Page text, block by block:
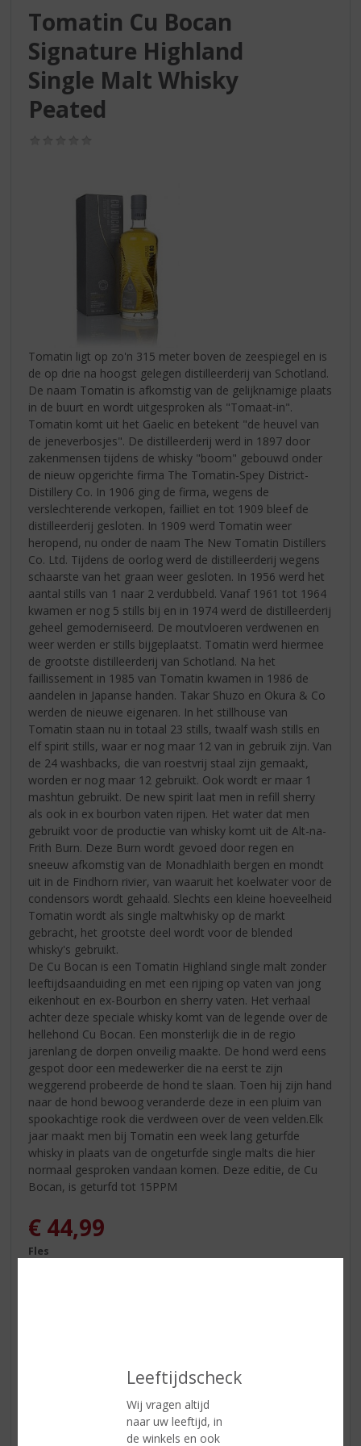
Leeftijdscheck
Wij vragen altijd
naar uw leeftijd, in
de winkels en ook
Tomatin Cu Bocan
Signature Highland
Single Malt Whisky
Peated
Tomatin ligt op zo'n 315 meter boven de zeespiegel en is
de op drie na hoogst gelegen distilleerderij van Schotland.
De naam Tomatin is afkomstig van de gelijknamige plaats
in de buurt en wordt uitgesproken als "Tomaat-in".
Tomatin komt uit het Gaelic en betekent "de heuvel van
de jeneverbosjes". De distilleerderij werd in 1897 door
zakenmensen tijdens de whisky "boom" gebouwd onder
de nieuw opgerichte firma The Tomatin-Spey District-
Distillery Co. In 1906 ging de firma, wegens de
verslechterende verkopen, failliet en tot 1909 bleef de
distilleerderij gesloten. In 1909 werd Tomatin weer
heropend, nu onder de naam The New Tomatin Distillers
Co. Ltd. Tijdens de oorlog werd de distilleerderij wegens
schaarste van het graan weer gesloten. In 1956 werd het
aantal stills van 1 naar 2 verdubbeld. Vanaf 1961 tot 1964
kwamen er nog 5 stills bij en in 1974 werd de distilleerderij
geheel gemoderniseerd. De moutvloeren verdwenen en
weer werden er stills bijgeplaatst. Tomatin werd hiermee
de grootste distilleerderij van Schotland. Na het
faillissement in 1985 van Tomatin kwamen in 1986 de
aandelen in Japanse handen. Takar Shuzo en Okura & Co
werden de nieuwe eigenaren. In het stillhouse van
Tomatin staan nu in totaal 23 stills, twaalf wash stills en
elf spirit stills, waar er nog maar 12 van in gebruik zijn. Van
de 24 washbacks, die van roestvrij staal zijn gemaakt,
worden er nog maar 12 gebruikt. Ook wordt er maar 1
mashtun gebruikt. De new spirit laat men in refill sherry
als ook in ex bourbon vaten rijpen. Het water dat men
gebruikt voor de productie van whisky komt uit de Alt-na-
Frith Burn. Deze Burn wordt gevoed door regen en
sneeuw afkomstig van de Monadhlaith bergen en mondt
uit in de Findhorn rivier, van waaruit het koelwater voor de
condensors wordt gehaald. Slechts een kleine hoeveelheid
Tomatin wordt als single maltwhisky op de markt
gebracht, het grootste deel wordt voor de blended
whisky's gebruikt.
De Cu Bocan is een Tomatin Highland single malt zonder
leeftijdsaanduiding en met een rijping op vaten van jong
eikenhout en ex-Bourbon en sherry vaten. Het verhaal
achter deze speciale whisky komt van de legende over de
hellehond Cu Bocan. Een monsterlijk die in de regio
jarenlang de dorpen onveilig maakte. De hond werd eens
gespot door een medewerker die na eerst te zijn
weggerend probeerde de hond te slaan. Toen hij zijn hand
naar de hond bewoog veranderde deze in een pluim van
spookachtige rook die verdween over de veen velden.Elk
jaar maakt men bij Tomatin een week lang geturfde
whisky in plaats van de ongeturfde single malts die hier
normaal gesproken vandaan komen. Deze editie, de Cu
Bocan, is geturfd tot 15PPM
€ 44,99
Fles
ETIKETINFORMATIE
Land van Herkomst
Schotland
70 CL